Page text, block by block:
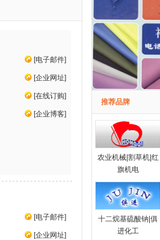
[电子邮件]
[企业网址]
[在线订购]
[企业博客]
[电子邮件]
[企业网址]
推荐品牌
农业机械|割草机|红
旗机电
十二烷基硫酸钠|俱
进化工